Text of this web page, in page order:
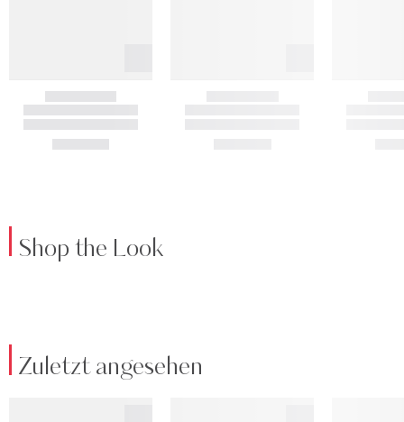
Shop the Look
Zuletzt angesehen